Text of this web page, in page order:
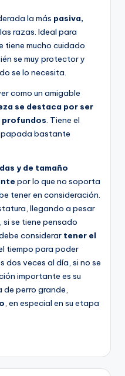
la más pasiva,
razas. Ideal para
tiene mucho cuidado
se muy protector y
se lo necesita.
como un amigable
se destaca por ser
profundos. Tiene el
papada bastante
y de tamaño
por lo que no soporta
tener en consideración.
llegando a pesar
si se tiene pensado
considerar tener el
tiempo para poder
dos veces al día, si no se
importante es su
perro grande,
, en especial en su etapa